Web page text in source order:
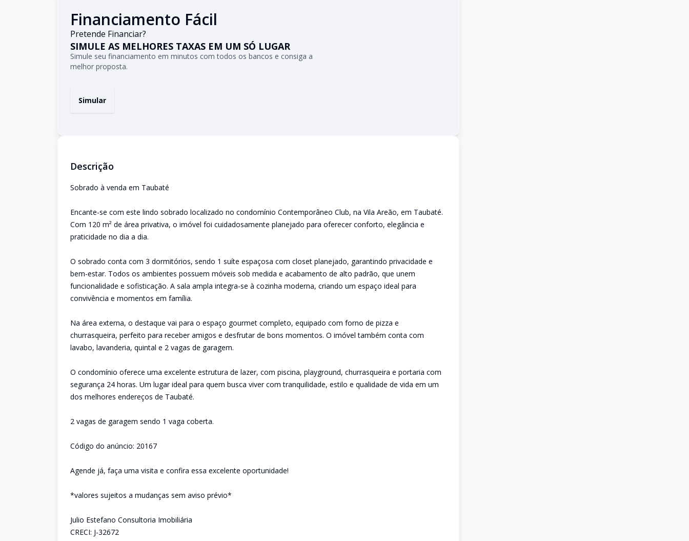
Financiamento Fácil
Pretende Financiar?
SIMULE AS MELHORES TAXAS EM UM SÓ LUGAR
Simule seu financiamento em minutos com todos os bancos e consiga a
melhor proposta.
Simular
Descrição
Sobrado à venda em Taubaté
Encante-se com este lindo sobrado localizado no condomínio Contemporâneo Club, na Vila Areão, em Taubaté.
Com 120 m² de área privativa, o imóvel foi cuidadosamente planejado para oferecer conforto, elegância e
praticidade no dia a dia.
O sobrado conta com 3 dormitórios, sendo 1 suíte espaçosa com closet planejado, garantindo privacidade e
bem-estar. Todos os ambientes possuem móveis sob medida e acabamento de alto padrão, que unem
funcionalidade e sofisticação. A sala ampla integra-se à cozinha moderna, criando um espaço ideal para
convivência e momentos em família.
Na área externa, o destaque vai para o espaço gourmet completo, equipado com forno de pizza e
churrasqueira, perfeito para receber amigos e desfrutar de bons momentos. O imóvel também conta com
lavabo, lavanderia, quintal e 2 vagas de garagem.
O condomínio oferece uma excelente estrutura de lazer, com piscina, playground, churrasqueira e portaria com
segurança 24 horas. Um lugar ideal para quem busca viver com tranquilidade, estilo e qualidade de vida em um
dos melhores endereços de Taubaté.
2 vagas de garagem sendo 1 vaga coberta.
Código do anúncio: 20167
Agende já, faça uma visita e confira essa excelente oportunidade!
*valores sujeitos a mudanças sem aviso prévio*
Julio Estefano Consultoria Imobiliária
CRECI: J-32672